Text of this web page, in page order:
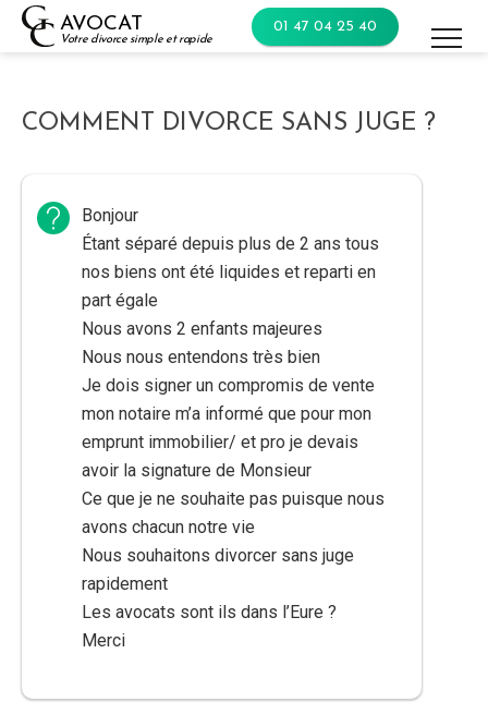
Skip
AVOCAT
Votre divorce simple et rapide
01 47 04 25 40
COMMENT DIVORCE SANS JUGE ?
Bonjour
Étant séparé depuis plus de 2 ans tous
nos biens ont été liquides et reparti en
part égale
Nous avons 2 enfants majeures
Nous nous entendons très bien
Je dois signer un compromis de vente
mon notaire m’a informé que pour mon
emprunt immobilier/ et pro je devais
avoir la signature de Monsieur
Ce que je ne souhaite pas puisque nous
avons chacun notre vie
Nous souhaitons divorcer sans juge
rapidement
Les avocats sont ils dans l’Eure ?
Merci